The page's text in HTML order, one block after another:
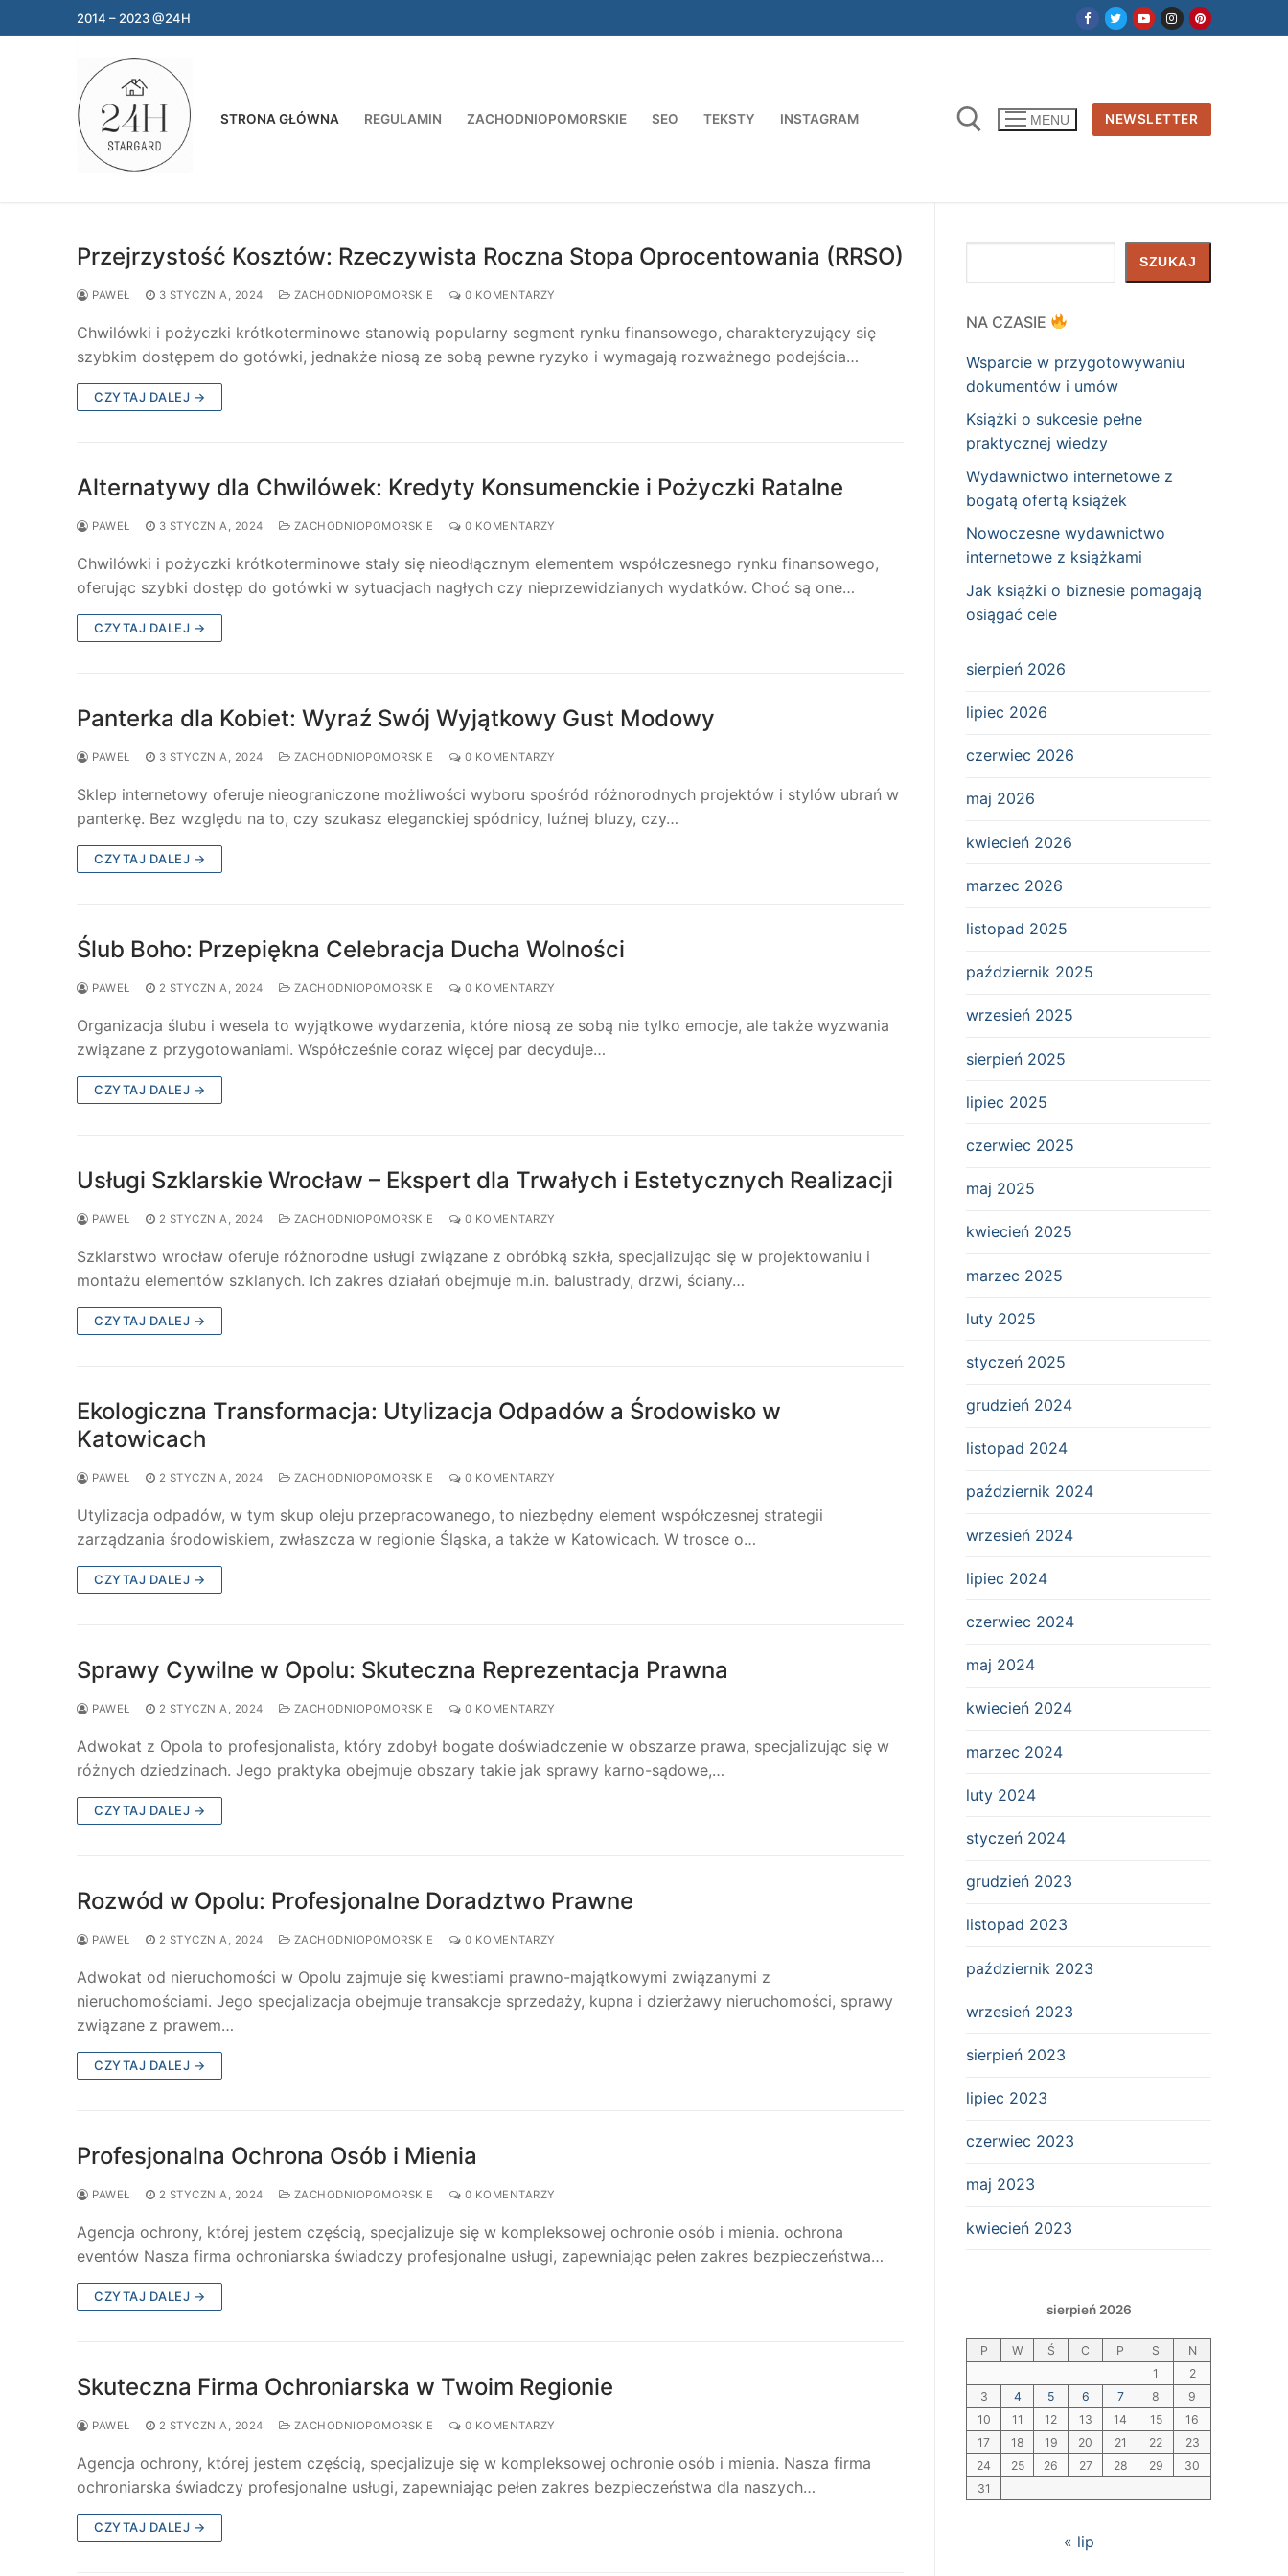
do
2014 – 2023 @24H
STRONA GŁÓWNA REGULAMIN ZACHODNIOPOMORSKIE SEO TEKSTY INSTAGRAM MENU NEWSLETTER
Przejrzystość Kosztów: Rzeczywista Roczna Stopa Oprocentowania (RRSO)
PAWEŁ 3 STYCZNIA, 2024 ZACHODNIOPOMORSKIE 0 KOMENTARZY
Chwilówki i pożyczki krótkoterminowe stanowią popularny segment rynku finansowego, charakteryzujący się
szybkim dostępem do gotówki, jednakże niosą ze sobą pewne ryzyko i wymagają rozważnego podejścia…
CZYTAJ DALEJ →
Alternatywy dla Chwilówek: Kredyty Konsumenckie i Pożyczki Ratalne
PAWEŁ 3 STYCZNIA, 2024 ZACHODNIOPOMORSKIE 0 KOMENTARZY
Chwilówki i pożyczki krótkoterminowe stały się nieodłącznym elementem współczesnego rynku finansowego,
oferując szybki dostęp do gotówki w sytuacjach nagłych czy nieprzewidzianych wydatków. Choć są one…
CZYTAJ DALEJ →
Panterka dla Kobiet: Wyraź Swój Wyjątkowy Gust Modowy
PAWEŁ 3 STYCZNIA, 2024 ZACHODNIOPOMORSKIE 0 KOMENTARZY
Sklep internetowy oferuje nieograniczone możliwości wyboru spośród różnorodnych projektów i stylów ubrań w
panterkę. Bez względu na to, czy szukasz eleganckiej spódnicy, luźnej bluzy, czy…
CZYTAJ DALEJ →
Ślub Boho: Przepiękna Celebracja Ducha Wolności
PAWEŁ 2 STYCZNIA, 2024 ZACHODNIOPOMORSKIE 0 KOMENTARZY
Organizacja ślubu i wesela to wyjątkowe wydarzenia, które niosą ze sobą nie tylko emocje, ale także wyzwania
związane z przygotowaniami. Współcześnie coraz więcej par decyduje…
CZYTAJ DALEJ →
Usługi Szklarskie Wrocław – Ekspert dla Trwałych i Estetycznych Realizacji
PAWEŁ 2 STYCZNIA, 2024 ZACHODNIOPOMORSKIE 0 KOMENTARZY
Szklarstwo wrocław oferuje różnorodne usługi związane z obróbką szkła, specjalizując się w projektowaniu i
montażu elementów szklanych. Ich zakres działań obejmuje m.in. balustrady, drzwi, ściany…
CZYTAJ DALEJ →
Ekologiczna Transformacja: Utylizacja Odpadów a Środowisko w
Katowicach
PAWEŁ 2 STYCZNIA, 2024 ZACHODNIOPOMORSKIE 0 KOMENTARZY
Utylizacja odpadów, w tym skup oleju przepracowanego, to niezbędny element współczesnej strategii
zarządzania środowiskiem, zwłaszcza w regionie Śląska, a także w Katowicach. W trosce o…
CZYTAJ DALEJ →
Sprawy Cywilne w Opolu: Skuteczna Reprezentacja Prawna
PAWEŁ 2 STYCZNIA, 2024 ZACHODNIOPOMORSKIE 0 KOMENTARZY
Adwokat z Opola to profesjonalista, który zdobył bogate doświadczenie w obszarze prawa, specjalizując się w
różnych dziedzinach. Jego praktyka obejmuje obszary takie jak sprawy karno-sądowe,…
CZYTAJ DALEJ →
Rozwód w Opolu: Profesjonalne Doradztwo Prawne
PAWEŁ 2 STYCZNIA, 2024 ZACHODNIOPOMORSKIE 0 KOMENTARZY
Adwokat od nieruchomości w Opolu zajmuje się kwestiami prawno-majątkowymi związanymi z
nieruchomościami. Jego specjalizacja obejmuje transakcje sprzedaży, kupna i dzierżawy nieruchomości, sprawy
związane z prawem…
CZYTAJ DALEJ →
Profesjonalna Ochrona Osób i Mienia
PAWEŁ 2 STYCZNIA, 2024 ZACHODNIOPOMORSKIE 0 KOMENTARZY
Agencja ochrony, której jestem częścią, specjalizuje się w kompleksowej ochronie osób i mienia. ochrona
eventów Nasza firma ochroniarska świadczy profesjonalne usługi, zapewniając pełen zakres bezpieczeństwa…
CZYTAJ DALEJ →
Skuteczna Firma Ochroniarska w Twoim Regionie
PAWEŁ 2 STYCZNIA, 2024 ZACHODNIOPOMORSKIE 0 KOMENTARZY
Agencja ochrony, której jestem częścią, specjalizuje się w kompleksowej ochronie osób i mienia. Nasza firma
ochroniarska świadczy profesjonalne usługi, zapewniając pełen zakres bezpieczeństwa dla naszych…
CZYTAJ DALEJ →
SZUKAJ
NA CZASIE
Wsparcie w przygotowywaniu
dokumentów i umów
Książki o sukcesie pełne
praktycznej wiedzy
Wydawnictwo internetowe z
bogatą ofertą książek
Nowoczesne wydawnictwo
internetowe z książkami
Jak książki o biznesie pomagają
osiągać cele
sierpień 2026
lipiec 2026
czerwiec 2026
maj 2026
kwiecień 2026
marzec 2026
listopad 2025
październik 2025
wrzesień 2025
sierpień 2025
lipiec 2025
czerwiec 2025
maj 2025
kwiecień 2025
marzec 2025
luty 2025
styczeń 2025
grudzień 2024
listopad 2024
październik 2024
wrzesień 2024
lipiec 2024
czerwiec 2024
maj 2024
kwiecień 2024
marzec 2024
luty 2024
styczeń 2024
grudzień 2023
listopad 2023
październik 2023
wrzesień 2023
sierpień 2023
lipiec 2023
czerwiec 2023
maj 2023
kwiecień 2023
sierpień 2026
P W Ś C P S
N
1
2
3
4 5 6 7 8
9
10
11 12 13 14 15
16
17
18 19 20 21 22
23
24
25 26 27 28 29
30
31
« lip